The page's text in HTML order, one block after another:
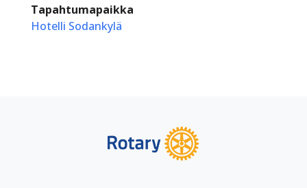
Tapahtumapaikka
Hotelli Sodankylä